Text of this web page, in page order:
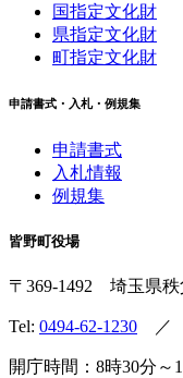
国指定文化財
県指定文化財
町指定文化財
申請書式・入札・例規集
申請書式
入札情報
例規集
皆野町役場
〒369-1492 埼玉県秩
Tel: 0494-62-1230 ／
開庁時間：8時30分～